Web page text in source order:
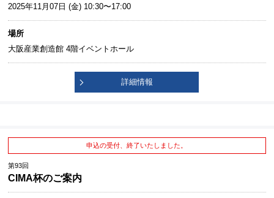
2025年11月07日 (金) 10:30〜17:00
場所
大阪産業創造館 4階イベントホール
詳細情報
申込の受付、終了いたしました。
第93回
CIMA杯のご案内